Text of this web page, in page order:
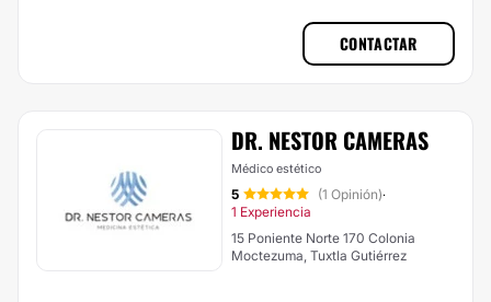
CONTACTAR
DR. NESTOR CAMERAS
Médico estético
5 (1 Opinión)·
1 Experiencia
15 Poniente Norte 170 Colonia
Moctezuma, Tuxtla Gutiérrez